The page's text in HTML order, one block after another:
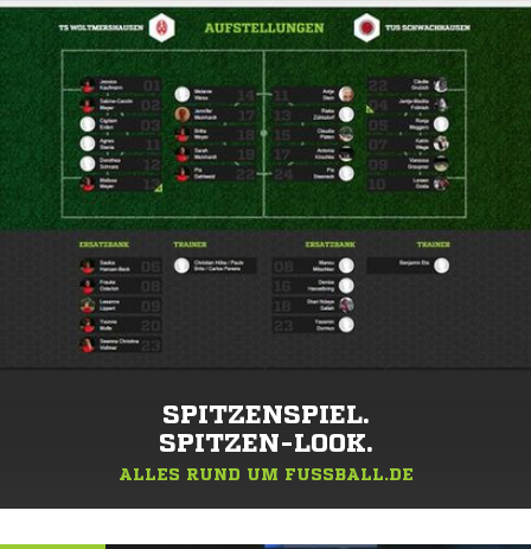
SPITZENSPIEL.
SPITZEN-LOOK.
ALLES RUND UM FUSSBALL.DE